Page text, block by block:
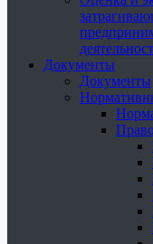
Документы
Документы